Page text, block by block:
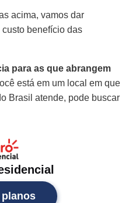
acima, vamos dar
benefício das
para as que abrangem
está em um local em que
Brasil atende, pode buscar